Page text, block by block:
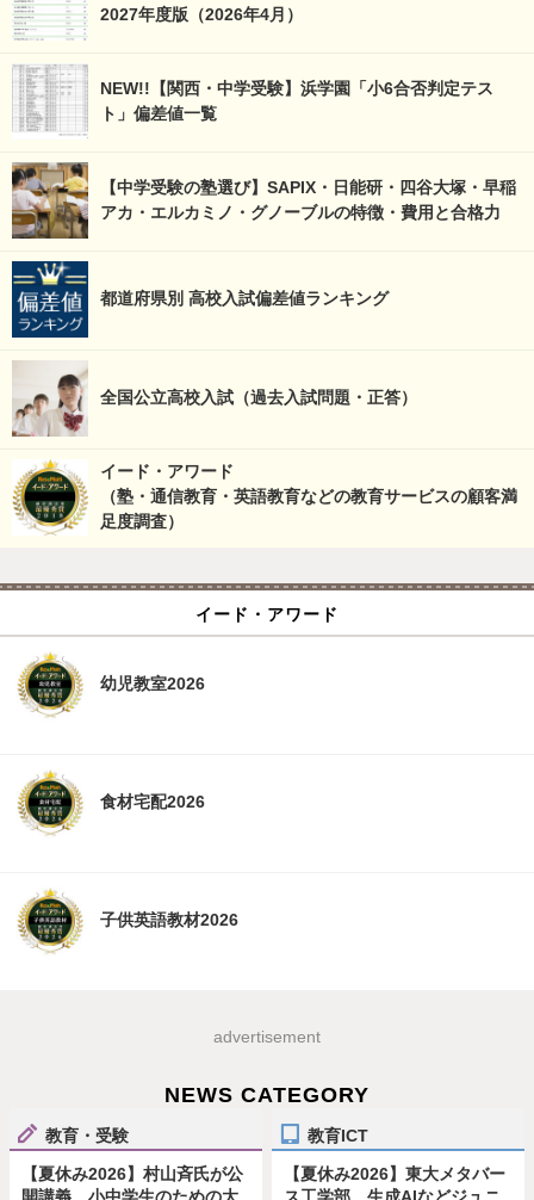
2027年度版（2026年4月）
NEW!!【関西・中学受験】浜学園「小6合否判定テス
ト」偏差値一覧
【中学受験の塾選び】SAPIX・日能研・四谷大塚・早稲
アカ・エルカミノ・グノーブルの特徴・費用と合格力
都道府県別 高校入試偏差値ランキング
全国公立高校入試（過去入試問題・正答）
イード・アワード
（塾・通信教育・英語教育などの教育サービスの顧客満
足度調査）
イード・アワード
幼児教室2026
食材宅配2026
子供英語教材2026
advertisement
NEWS CATEGORY
教育・受験
【夏休み2026】村山斉氏が公
教育ICT
【夏休み2026】東大メタバー